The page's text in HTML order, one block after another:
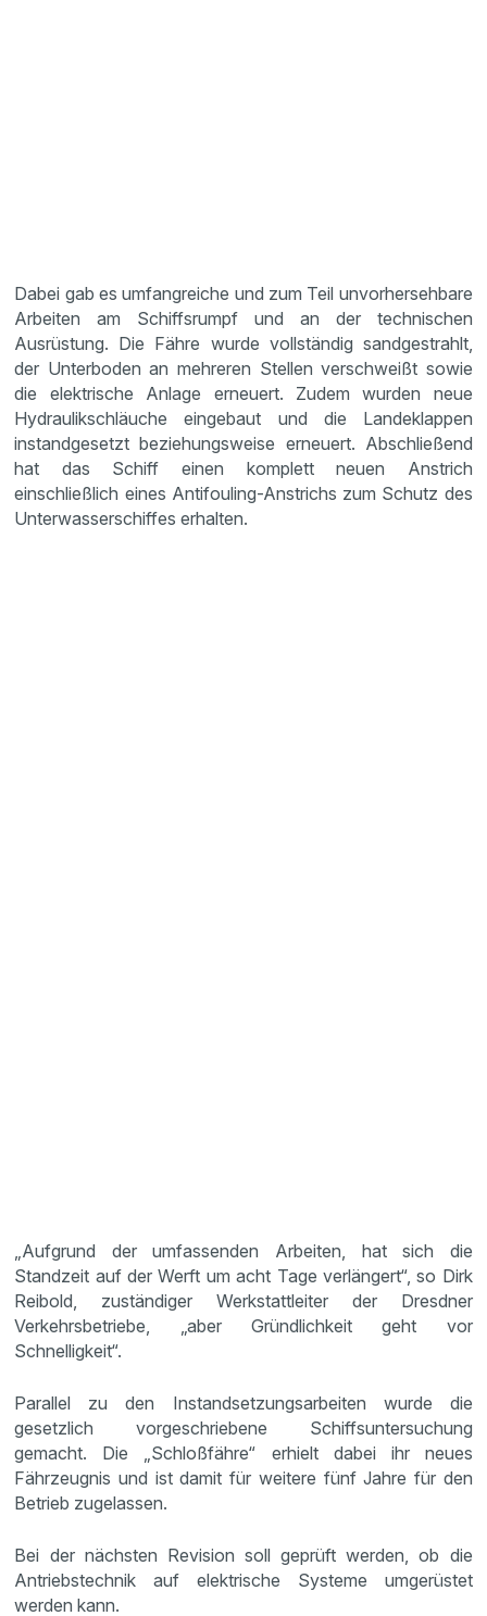
Dabei gab es umfangreiche und zum Teil unvorhersehbare
Arbeiten am Schiffsrumpf und an der technischen
Ausrüstung. Die Fähre wurde vollständig sandgestrahlt,
der Unterboden an mehreren Stellen verschweißt sowie
die elektrische Anlage erneuert. Zudem wurden neue
Hydraulikschläuche eingebaut und die Landeklappen
instandgesetzt beziehungsweise erneuert. Abschließend
hat das Schiff einen komplett neuen Anstrich
einschließlich eines Antifouling-Anstrichs zum Schutz des
Unterwasserschiffes erhalten.
„Aufgrund der umfassenden Arbeiten, hat sich die
Standzeit auf der Werft um acht Tage verlängert“, so Dirk
Reibold, zuständiger Werkstattleiter der Dresdner
Verkehrsbetriebe, „aber Gründlichkeit geht vor
Schnelligkeit“.
Parallel zu den Instandsetzungsarbeiten wurde die
gesetzlich vorgeschriebene Schiffsuntersuchung
gemacht. Die „Schloßfähre“ erhielt dabei ihr neues
Fährzeugnis und ist damit für weitere fünf Jahre für den
Betrieb zugelassen.
Bei der nächsten Revision soll geprüft werden, ob die
Antriebstechnik auf elektrische Systeme umgerüstet
werden kann.